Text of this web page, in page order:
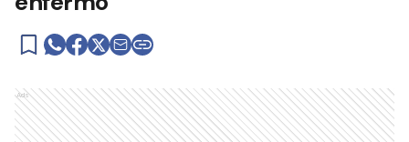
Ads